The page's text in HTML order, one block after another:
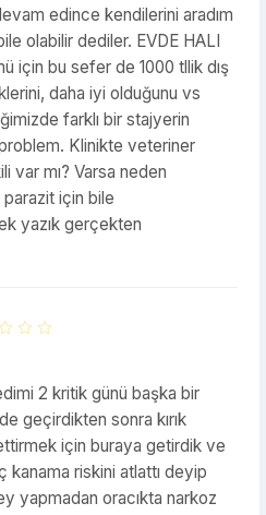
edince kendilerini aradım
olabilir dediler. EVDE HALI
için bu sefer de 1000 tllik dış
daha iyi olduğunu vs
farklı bir stajyerin
Klinikte veteriner
var mı? Varsa neden
için bile
yazık gerçekten
2 kritik günü başka bir
geçirdikten sonra kırık
için buraya getirdik ve
kanama riskini atlattı deyip
yapmadan oracıkta narkoz